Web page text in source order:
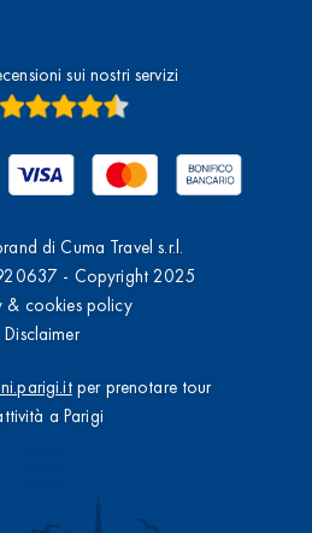
sui nostri servizi
di Cuma Travel s.r.l.
- Copyright 2025
& cookies policy
Disclaimer
per prenotare tour
a Parigi